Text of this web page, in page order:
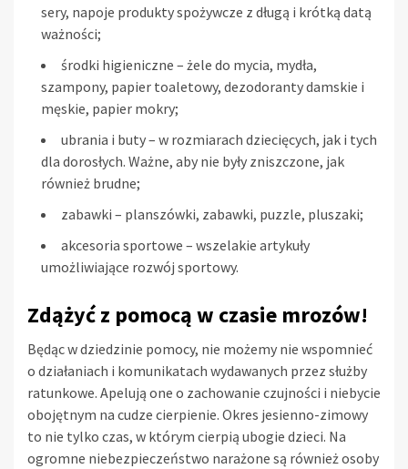
sery, napoje produkty spożywcze z długą i krótką datą
ważności;
środki higieniczne – żele do mycia, mydła,
szampony, papier toaletowy, dezodoranty damskie i
męskie, papier mokry;
ubrania i buty – w rozmiarach dziecięcych, jak i tych
dla dorosłych. Ważne, aby nie były zniszczone, jak
również brudne;
zabawki – planszówki, zabawki, puzzle, pluszaki;
akcesoria sportowe – wszelakie artykuły
umożliwiające rozwój sportowy.
Zdążyć z pomocą w czasie mrozów!
Będąc w dziedzinie pomocy, nie możemy nie wspomnieć
o działaniach i komunikatach wydawanych przez służby
ratunkowe. Apelują one o zachowanie czujności i niebycie
obojętnym na cudze cierpienie. Okres jesienno-zimowy
to nie tylko czas, w którym cierpią ubogie dzieci. Na
ogromne niebezpieczeństwo narażone są również osoby